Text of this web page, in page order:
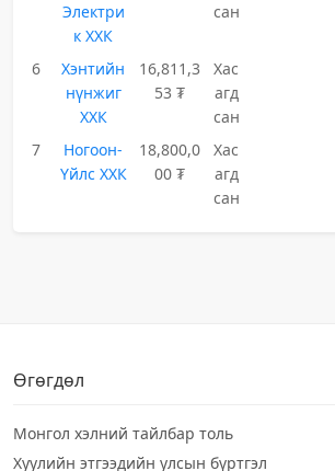
Электри
к ХХК
сан
6
Хэнтийн
нүнжиг
ХХК
16,811,3
53 ₮
Хас
агд
сан
7
Ногоон-
Үйлс ХХК
18,800,0
00 ₮
Хас
агд
сан
Өгөгдөл
Монгол хэлний тайлбар толь
Хуулийн этгээдийн улсын бүртгэл